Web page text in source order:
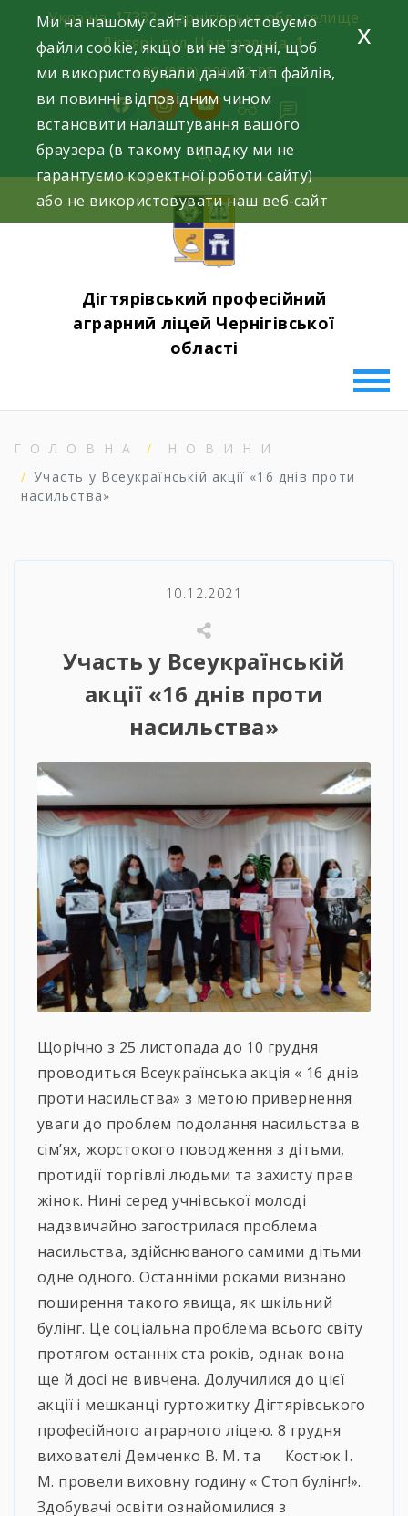
content
Україна, 17332, Чернігівська обл., селище
Дігтярі, вул. Центральна, 1.
+38 (063) 220-52-85
facebookinstagramyoutube
Дігтярівський професійний
аграрний ліцей Чернігівської
області
ГОЛОВНА
НОВИНИ
Участь у Всеукраїнській акції «16 днів проти
насильства»
10.12.2021
Участь у Всеукраїнській
акції «16 днів проти
насильства»
Щорічно з 25 листопада до 10 грудня
проводиться Всеукраїнська акція « 16 днів
проти насильства» з метою привернення
уваги до проблем подолання насильства в
сім’ях, жорстокого поводження з дітьми,
протидії торгівлі людьми та захисту прав
жінок. Нині серед учнівської молоді
надзвичайно загострилася проблема
насильства, здійснюваного самими дітьми
одне одного. Останніми роками визнано
поширення такого явища, як шкільний
булінг. Це соціальна проблема всього світу
протягом останніх ста років, однак вона
ще й досі не вивчена. Долучилися до цієї
акції і мешканці гуртожитку Дігтярівського
професійного аграрного ліцею. 8 грудня
вихователі Демченко В. М. та Костюк І.
М. провели виховну годину « Стоп булінг!».
Здобувачі освіти ознайомилися з
Ми на нашому сайті використовуємо
файли cookie, якщо ви не згодні, щоб
ми використовували даний тип файлів,
ви повинні відповідним чином
встановити налаштування вашого
браузера (в такому випадку ми не
гарантуємо коректної роботи сайту)
або не використовувати наш веб-сайт
x